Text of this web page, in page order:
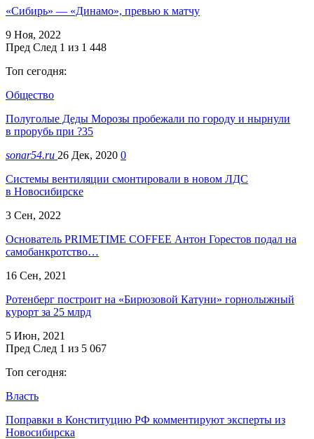
«Сибирь» — «Динамо», превью к матчу
9 Ноя, 2022
Пред След 1 из 1 448
Топ сегодня:
Общество
Полуголые Деды Морозы пробежали по городу и нырнули
в прорубь при ?35
sonar54.ru 26 Дек, 2020 0
Системы вентиляции смонтировали в новом ЛДС
в Новосибирске
3 Сен, 2022
Основатель PRIMETIME COFFEE Антон Горестов подал на
самобанкротство…
16 Сен, 2021
Ротенберг построит на «Бирюзовой Катуни» горнолыжный
курорт за 25 млрд
5 Июн, 2021
Пред След 1 из 5 067
Топ сегодня:
Власть
Поправки в Конституцию РФ комментируют эксперты из
Новосибирска